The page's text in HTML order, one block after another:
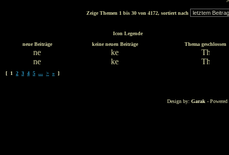
Zeige Themen 1 bis 30 von 4172, sortiert nach
Icon Legende
neue Beiträge
keine neuen Beiträge Thema geschlossen
[ 1 2 3 4 5 ... > » ]
Design by: Garak -